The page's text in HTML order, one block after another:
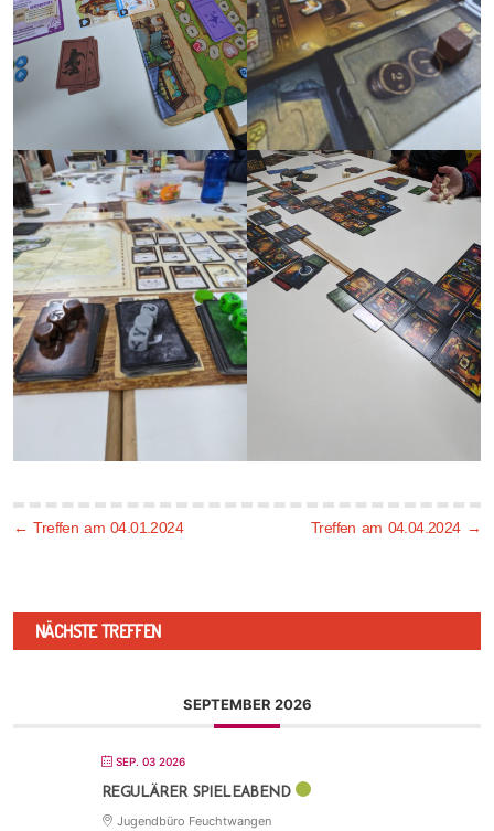
← Treffen am 04.01.2024 Treffen am 04.04.2024 →
NÄCHSTE TREFFEN
SEPTEMBER 2026
SEP. 03 2026
REGULÄRER SPIELEABEND
Jugendbüro Feuchtwangen